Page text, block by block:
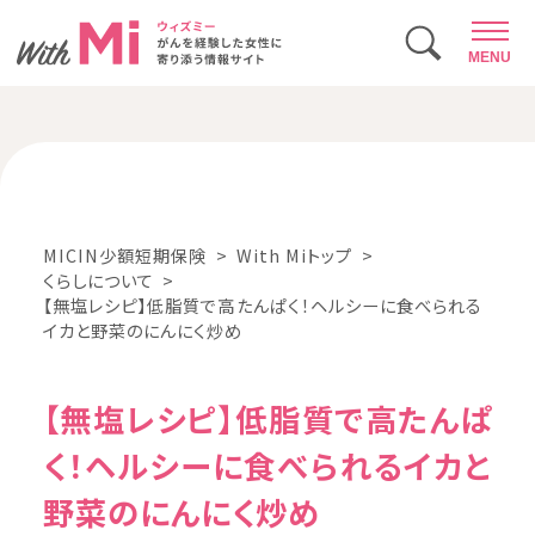
MENU
MICIN少額短期保険
With Miトップ
くらしについて
【無塩レシピ】低脂質で高たんぱく！ヘルシーに食べられる
イカと野菜のにんにく炒め
【無塩レシピ】低脂質で高たんぱ
く！ヘルシーに食べられるイカと
野菜のにんにく炒め